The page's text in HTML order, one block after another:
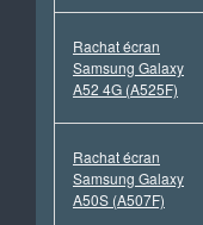
Rachat écran
Samsung Galaxy
A52 4G (A525F)
Rachat écran
Samsung Galaxy
A50S (A507F)